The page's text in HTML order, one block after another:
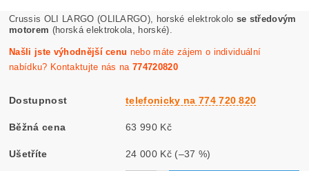
Crussis OLI LARGO (OLILARGO), horské elektrokolo se středovým
motorem (horská elektrokola, horské).
Našli jste výhodnější cenu nebo máte zájem o individuální
nabídku? Kontaktujte nás na774720820
Dostupnost telefonicky na 774 720 820
Běžná cena 63 990 Kč
Ušetříte 24 000 Kč (–37 %)